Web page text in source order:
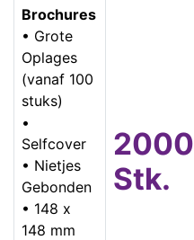
Brochures
• Grote
Oplages
(vanaf 100
stuks)
•
Selfcover
• Nietjes
Gebonden
• 148 x
148 mm
2000
Stk.